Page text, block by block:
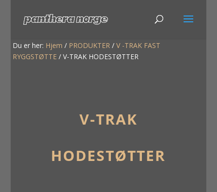
Du er her: Hjem / PRODUKTER /V -TRAK FAST
RYGGSTØTTE /V-TRAK HODESTØTTER
V-TRAK
HODESTØTTER